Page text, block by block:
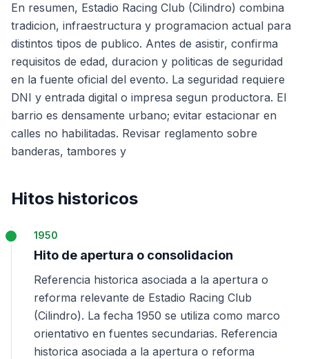
En resumen, Estadio Racing Club (Cilindro) combina
tradicion, infraestructura y programacion actual para
distintos tipos de publico. Antes de asistir, confirma
requisitos de edad, duracion y politicas de seguridad
en la fuente oficial del evento. La seguridad requiere
DNI y entrada digital o impresa segun productora. El
barrio es densamente urbano; evitar estacionar en
calles no habilitadas. Revisar reglamento sobre
banderas, tambores y
Hitos historicos
1950
Hito de apertura o consolidacion
Referencia historica asociada a la apertura o
reforma relevante de Estadio Racing Club
(Cilindro). La fecha 1950 se utiliza como marco
orientativo en fuentes secundarias. Referencia
historica asociada a la apertura o reforma